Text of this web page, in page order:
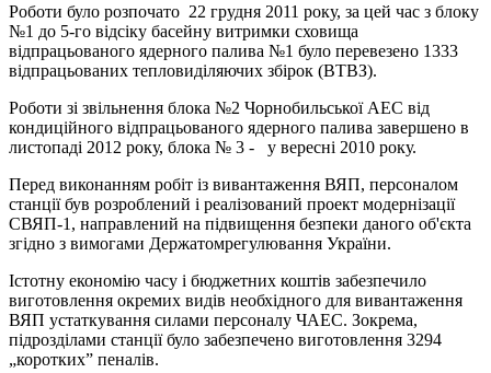
Роботи було розпочато 22 грудня 2011 року, за цей час з блоку
№1 до 5-го відсіку басейну витримки сховища
відпрацьованого ядерного палива №1 було перевезено 1333
відпрацьованих тепловиділяючих збірок (ВТВЗ).
Роботи зі звільнення блока №2 Чорнобильської АЕС від
кондиційного відпрацьованого ядерного палива завершено в
листопаді 2012 року, блока № 3 - у вересні 2010 року.
Перед виконанням робіт із вивантаження ВЯП, персоналом
станції був розроблений і реалізований проект модернізації
СВЯП-1, направлений на підвищення безпеки даного об'єкта
згідно з вимогами Держатомрегулювання України.
Істотну економію часу і бюджетних коштів забезпечило
виготовлення окремих видів необхідного для вивантаження
ВЯП устаткування силами персоналу ЧАЕС. Зокрема,
підрозділами станції було забезпечено виготовлення 3294
„коротких” пеналів.